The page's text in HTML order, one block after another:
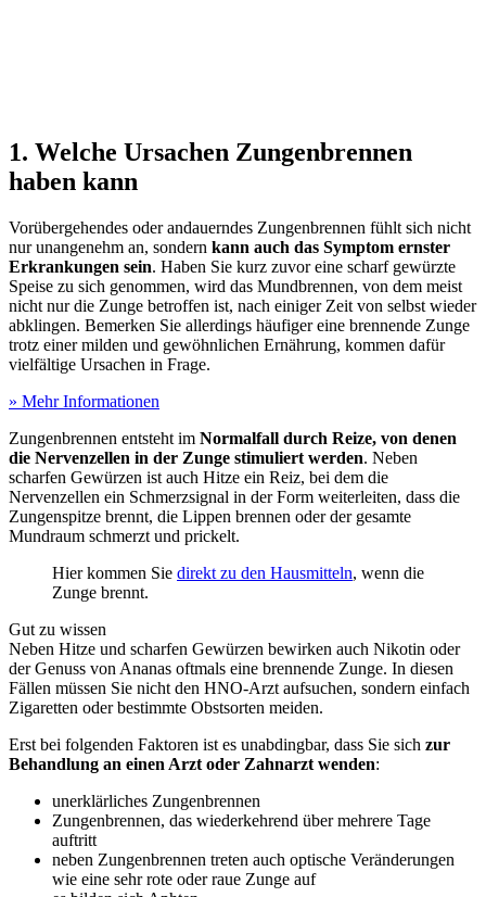
1. Welche Ursachen Zungenbrennen
haben kann
Vorübergehendes oder andauerndes Zungenbrennen fühlt sich nicht
nur unangenehm an, sondern kann auch das Symptom ernster
Erkrankungen sein. Haben Sie kurz zuvor eine scharf gewürzte
Speise zu sich genommen, wird das Mundbrennen, von dem meist
nicht nur die Zunge betroffen ist, nach einiger Zeit von selbst wieder
abklingen. Bemerken Sie allerdings häufiger eine brennende Zunge
trotz einer milden und gewöhnlichen Ernährung, kommen dafür
vielfältige Ursachen in Frage.
» Mehr Informationen
Zungenbrennen entsteht im Normalfall durch Reize, von denen
die Nervenzellen in der Zunge stimuliert werden. Neben
scharfen Gewürzen ist auch Hitze ein Reiz, bei dem die
Nervenzellen ein Schmerzsignal in der Form weiterleiten, dass die
Zungenspitze brennt, die Lippen brennen oder der gesamte
Mundraum schmerzt und prickelt.
Hier kommen Sie direkt zu den Hausmitteln, wenn die
Zunge brennt.
Gut zu wissen
Neben Hitze und scharfen Gewürzen bewirken auch Nikotin oder
der Genuss von Ananas oftmals eine brennende Zunge. In diesen
Fällen müssen Sie nicht den HNO-Arzt aufsuchen, sondern einfach
Zigaretten oder bestimmte Obstsorten meiden.
Erst bei folgenden Faktoren ist es unabdingbar, dass Sie sich zur
Behandlung an einen Arzt oder Zahnarzt wenden:
unerklärliches Zungenbrennen
Zungenbrennen, das wiederkehrend über mehrere Tage
auftritt
neben Zungenbrennen treten auch optische Veränderungen
wie eine sehr rote oder raue Zunge auf